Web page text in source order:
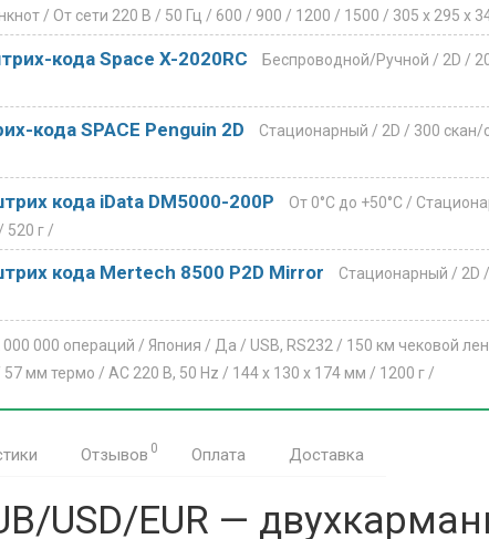
/ От сети 220 В / 50 Гц / 600 / 900 / 1200 / 1500 / 305 x 295 x
кода Space X-2020RC Беспроводной/Ручной / 2D /
кода SPACE Penguin 2D Стационарный / 2D / 300 скан/
кода iData DM5000-200P От 0°C до +50°C /
520 г /
кода Mertech 8500 P2D Mirror Стационарный / 2D /
000 операций / Япония / Да / USB, RS232 / 150 км чековой
мм термо / АС 220 В, 50 Hz / 144 х 130 х 174 мм / 1200 г /
Отзывов 0 Оплата Доставка
USD/EUR —